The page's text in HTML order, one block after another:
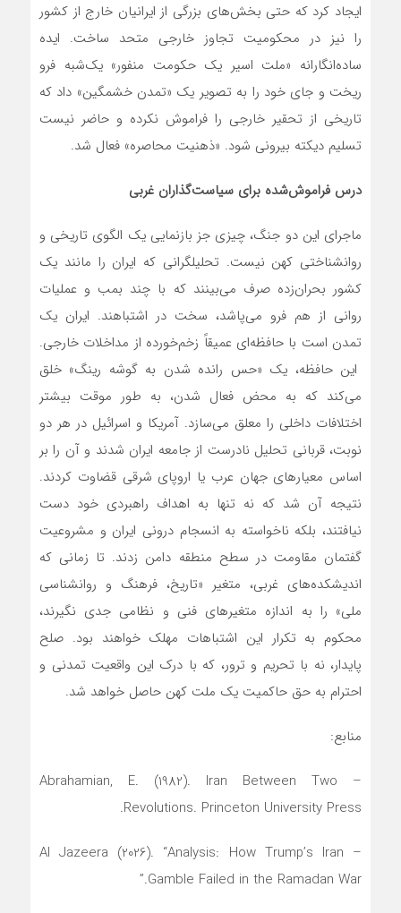
ایجاد کرد که حتی بخش‌های بزرگی از ایرانیان خارج از کشور
را نیز در محکومیت تجاوز خارجی متحد ساخت. ایده
ساده‌انگارانه «ملت اسیر یک حکومت منفور» یک‌شبه فرو
ریخت و جای خود را به تصویر یک «تمدن خشمگین» داد که
تاریخی از تحقیر خارجی را فراموش نکرده و حاضر نیست
تسلیم دیکته بیرونی شود. «ذهنیت محاصره» فعال شد.
درس فراموش‌شده برای سیاست‌گذاران غربی
ماجرای این دو جنگ، چیزی جز بازنمایی یک الگوی تاریخی و
روانشناختی کهن نیست. تحلیلگرانی که ایران را مانند یک
کشور بحران‌زده صرف می‌بینند که با چند بمب و عملیات
روانی از هم فرو می‌پاشد، سخت در اشتباهند. ایران یک
تمدن است با حافظه‌ای عمیقاً زخم‌خورده از مداخلات خارجی.
این حافظه، یک «حس رانده شدن به گوشه رینگ» خلق
می‌کند که به محض فعال شدن، به طور موقت بیشتر
اختلافات داخلی را معلق می‌سازد. آمریکا و اسرائیل در هر دو
نوبت، قربانی تحلیل نادرست از جامعه ایران شدند و آن را بر
اساس معیارهای جهان عرب یا اروپای شرقی قضاوت کردند.
نتیجه آن شد که نه تنها به اهداف راهبردی خود دست
نیافتند، بلکه ناخواسته به انسجام درونی ایران و مشروعیت
گفتمان مقاومت در سطح منطقه دامن زدند. تا زمانی که
اندیشکده‌های غربی، متغیر «تاریخ، فرهنگ و روانشناسی
ملی» را به اندازه متغیرهای فنی و نظامی جدی نگیرند،
محکوم به تکرار این اشتباهات مهلک خواهند بود. صلح
پایدار، نه با تحریم و ترور، که با درک این واقعیت تمدنی و
احترام به حق حاکمیت یک ملت کهن حاصل خواهد شد.
منابع:
– Abrahamian, E. (1982). Iran Between Two
Revolutions. Princeton University Press.
– Al Jazeera (2026). “Analysis: How Trump’s Iran
Gamble Failed in the Ramadan War.”